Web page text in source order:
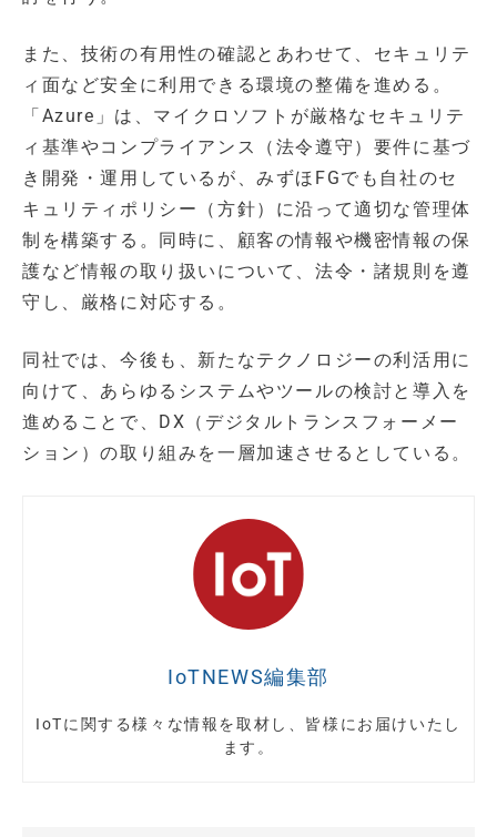
また、技術の有用性の確認とあわせて、セキュリテ
ィ面など安全に利用できる環境の整備を進める。
「Azure」は、マイクロソフトが厳格なセキュリテ
ィ基準やコンプライアンス（法令遵守）要件に基づ
き開発・運用しているが、みずほFGでも自社のセ
キュリティポリシー（方針）に沿って適切な管理体
制を構築する。同時に、顧客の情報や機密情報の保
護など情報の取り扱いについて、法令・諸規則を遵
守し、厳格に対応する。
同社では、今後も、新たなテクノロジーの利活用に
向けて、あらゆるシステムやツールの検討と導入を
進めることで、DX（デジタルトランスフォーメー
ション）の取り組みを一層加速させるとしている。
IoTNEWS編集部
IoTに関する様々な情報を取材し、皆様にお届けいたし
ます。